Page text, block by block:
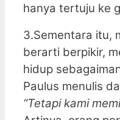
hanya tertuju ke
3.Sementara itu,
berarti berpikir,
hidup
Paulus menulis
“Tetapi kami